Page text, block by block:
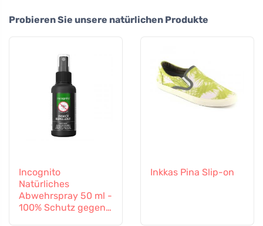
Probieren Sie unsere natürlichen Produkte
Incognito
Natürliches
Abwehrspray 50 ml -
100% Schutz gegen
Inkkas Pina Slip-on